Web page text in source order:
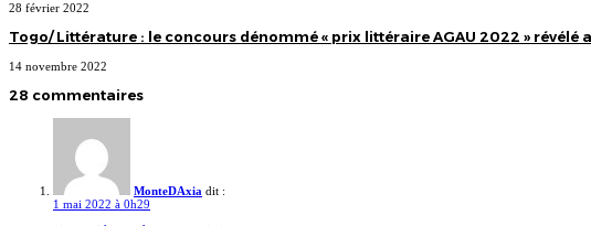
28 février 2022
Togo/ Littérature : le concours dénommé « prix littéraire AGAU 2022 » révélé
14 novembre 2022
28 commentaires
MonteDAxia dit :
1 mai 2022 à 0h29